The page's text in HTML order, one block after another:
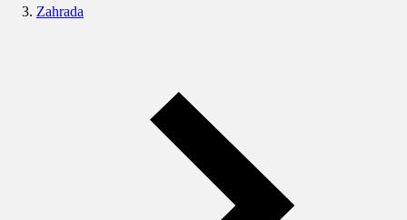
Zahrada